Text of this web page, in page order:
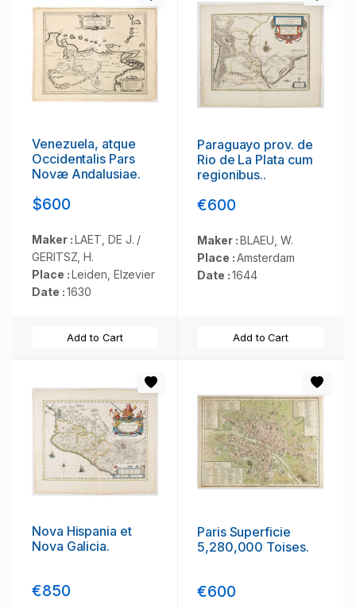
Venezuela, atque
Occidentalis Pars
Novæ Andalusiae.
$600
Maker :LAET, DE J. /
GERITSZ, H.
Place :Leiden, Elzevier
Date :1630
Add to Cart
Paraguayo prov. de
Rio de La Plata cum
regionibus..
€600
Maker :BLAEU, W.
Place :Amsterdam
Date :1644
Add to Cart
Nova Hispania et
Nova Galicia.
€850
Paris Superficie
5,280,000 Toises.
€600